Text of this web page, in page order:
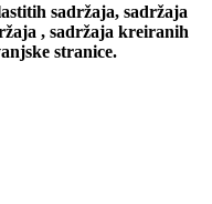
sadržaja, sadržaja
, sadržaja kreiranih
stranice.